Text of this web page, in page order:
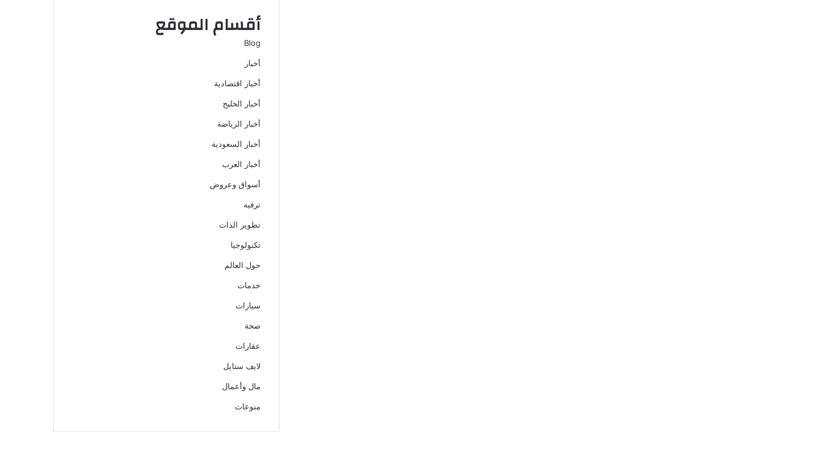
أقسام الموقع
Blog
أخبار
أخبار اقتصادية
أخبار الخليج
أخبار الرياضة
أخبار السعودية
أخبار العرب
أسواق وعروض
ترفيه
تطوير الذات
تكنولوجيا
حول العالم
خدمات
سيارات
صحة
عقارات
لايف ستايل
مال وأعمال
منوعات